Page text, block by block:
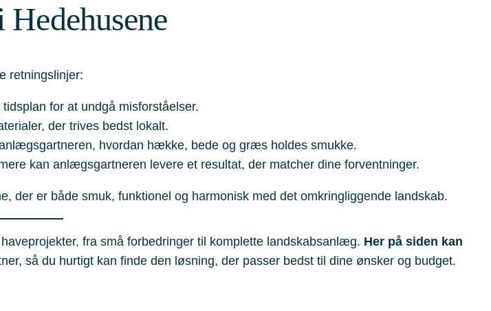
retningslinjer:
for at undgå misforståelser.
der trives bedst lokalt.
hvordan hække, bede og græs holdes smukke.
kan anlægsgartneren levere et resultat, der matcher dine forventninger.
der er både smuk, funktionel og harmonisk med det omkringliggende landskab.
fra små forbedringer til komplette landskabsanlæg. Her på siden kan
så du hurtigt kan finde den løsning, der passer bedst til dine ønsker og budget.